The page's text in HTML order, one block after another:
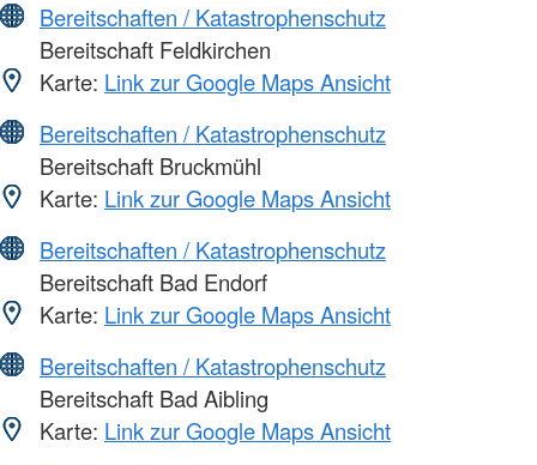
Bereitschaften / Katastrophenschutz
Bereitschaft Feldkirchen
Karte: Link zur Google Maps Ansicht
Bereitschaften / Katastrophenschutz
Bereitschaft Bruckmühl
Karte: Link zur Google Maps Ansicht
Bereitschaften / Katastrophenschutz
Bereitschaft Bad Endorf
Karte: Link zur Google Maps Ansicht
Bereitschaften / Katastrophenschutz
Bereitschaft Bad Aibling
Karte: Link zur Google Maps Ansicht